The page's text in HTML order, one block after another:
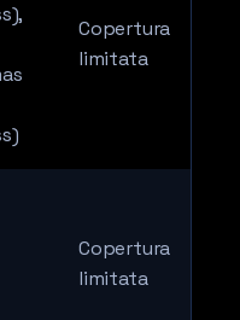
Copertura
limitata
Copertura
limitata